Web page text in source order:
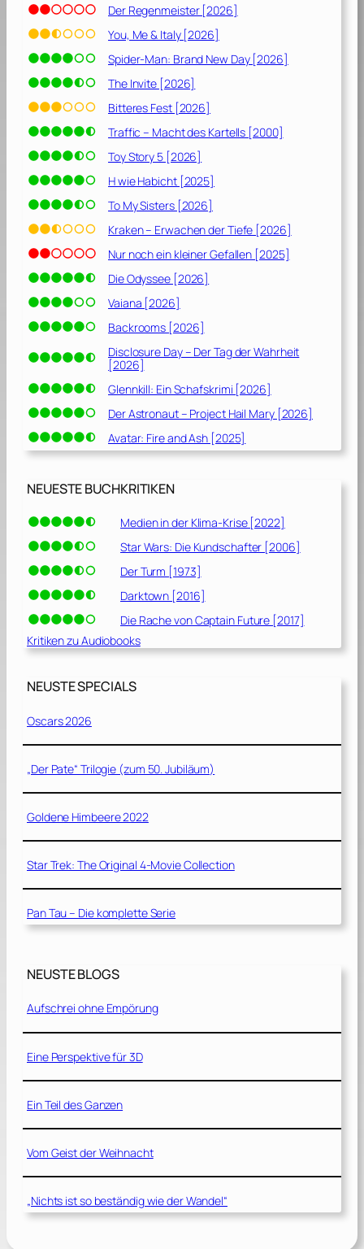
Der Regenmeister [2026]
You, Me & Italy [2026]
Spider-Man: Brand New Day [2026]
The Invite [2026]
Bitteres Fest [2026]
Traffic – Macht des Kartells [2000]
Toy Story 5 [2026]
H wie Habicht [2025]
To My Sisters [2026]
Kraken – Erwachen der Tiefe [2026]
Nur noch ein kleiner Gefallen [2025]
Die Odyssee [2026]
Vaiana [2026]
Backrooms [2026]
Disclosure Day – Der Tag der Wahrheit
[2026]
Glennkill: Ein Schafskrimi [2026]
Der Astronaut – Project Hail Mary [2026]
Avatar: Fire and Ash [2025]
NEUESTE BUCHKRITIKEN
Medien in der Klima-Krise [2022]
Star Wars: Die Kundschafter [2006]
Der Turm [1973]
Darktown [2016]
Die Rache von Captain Future [2017]
Kritiken zu Audiobooks
NEUSTE SPECIALS
Oscars 2026
„Der Pate“ Trilogie (zum 50. Jubiläum)
Goldene Himbeere 2022
Star Trek: The Original 4-Movie Collection
Pan Tau – Die komplette Serie
NEUSTE BLOGS
Aufschrei ohne Empörung
Eine Perspektive für 3D
Ein Teil des Ganzen
Vom Geist der Weihnacht
„Nichts ist so beständig wie der Wandel“